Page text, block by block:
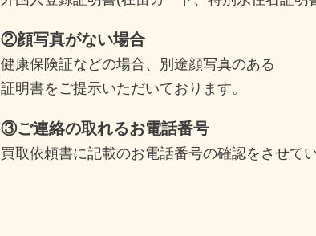
②顔写真がない場合
健康保険証などの場合、別途顔写真のある
証明書をご提示いただいております。
③ご連絡の取れるお電話番号
買取依頼書に記載のお電話番号の確認をさせて